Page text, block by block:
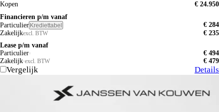
Kopen
€ 24.950
Financieren p/m vanaf
Particulier Krediettabel
€ 284
Zakelijkexcl. BTW
€ 235
Lease p/m vanaf
Particulier
€ 494
Zakelijk excl. BTW € 479
Vergelijk Details